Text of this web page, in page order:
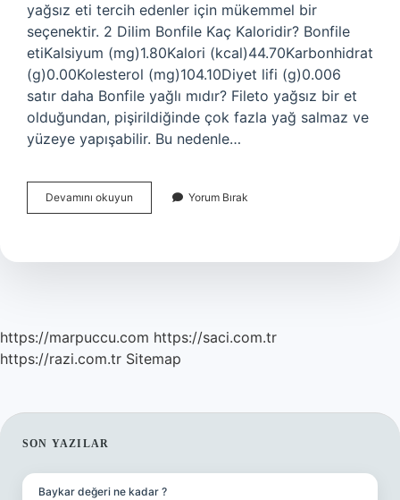
yağsız eti tercih edenler için mükemmel bir
seçenektir. 2 Dilim Bonfile Kaç Kaloridir? Bonfile
etiKalsiyum (mg)1.80Kalori (kcal)44.70Karbonhidrat
(g)0.00Kolesterol (mg)104.10Diyet lifi (g)0.006
satır daha Bonfile yağlı mıdır? Fileto yağsız bir et
olduğundan, pişirildiğinde çok fazla yağ salmaz ve
yüzeye yapışabilir. Bu nedenle…
Devamını okuyun
Diyette
Yorum Bırak
https://marpuccu.com https://saci.com.tr
https://razi.com.tr Sitemap
SIDEBAR
SON YAZILAR
Baykar değeri ne kadar ?